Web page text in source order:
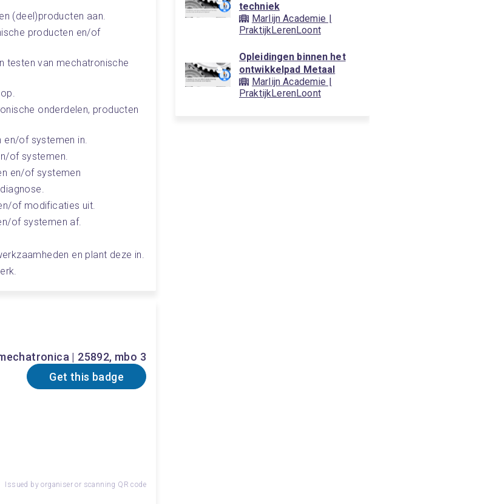
(deel)producten aan.
producten en/of
testen van mechatronische
onderdelen, producten
en/of systemen in.
of systemen.
en/of systemen
of modificaties uit.
of systemen af.
en plant deze in.
| 25892, mbo 3
Get this badge
Issued by organiser or scanning QR code
techniek
Marlijn Academie |
PraktijkLerenLoont
Opleidingen binnen het
ontwikkelpad Metaal
Marlijn Academie |
PraktijkLerenLoont